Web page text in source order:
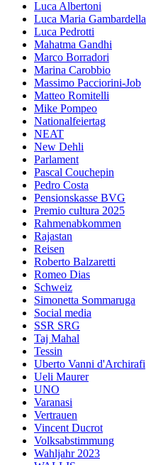
Luca Albertoni
Luca Maria Gambardella
Luca Pedrotti
Mahatma Gandhi
Marco Borradori
Marina Carobbio
Massimo Pacciorini-Job
Matteo Romitelli
Mike Pompeo
Nationalfeiertag
NEAT
New Dehli
Parlament
Pascal Couchepin
Pedro Costa
Pensionskasse BVG
Premio cultura 2025
Rahmenabkommen
Rajastan
Reisen
Roberto Balzaretti
Romeo Dias
Schweiz
Simonetta Sommaruga
Social media
SSR SRG
Taj Mahal
Tessin
Uberto Vanni d'Archirafi
Ueli Maurer
UNO
Varanasi
Vertrauen
Vincent Ducrot
Volksabstimmung
Wahljahr 2023